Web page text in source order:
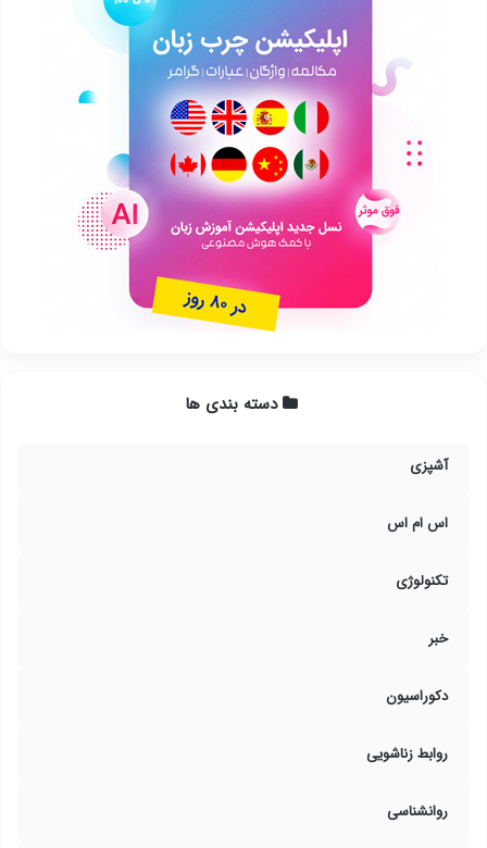
دسته بندی ها
آشپزی
اس ام اس
تکنولوژی
خبر
دکوراسیون
روابط زناشویی
روانشناسی